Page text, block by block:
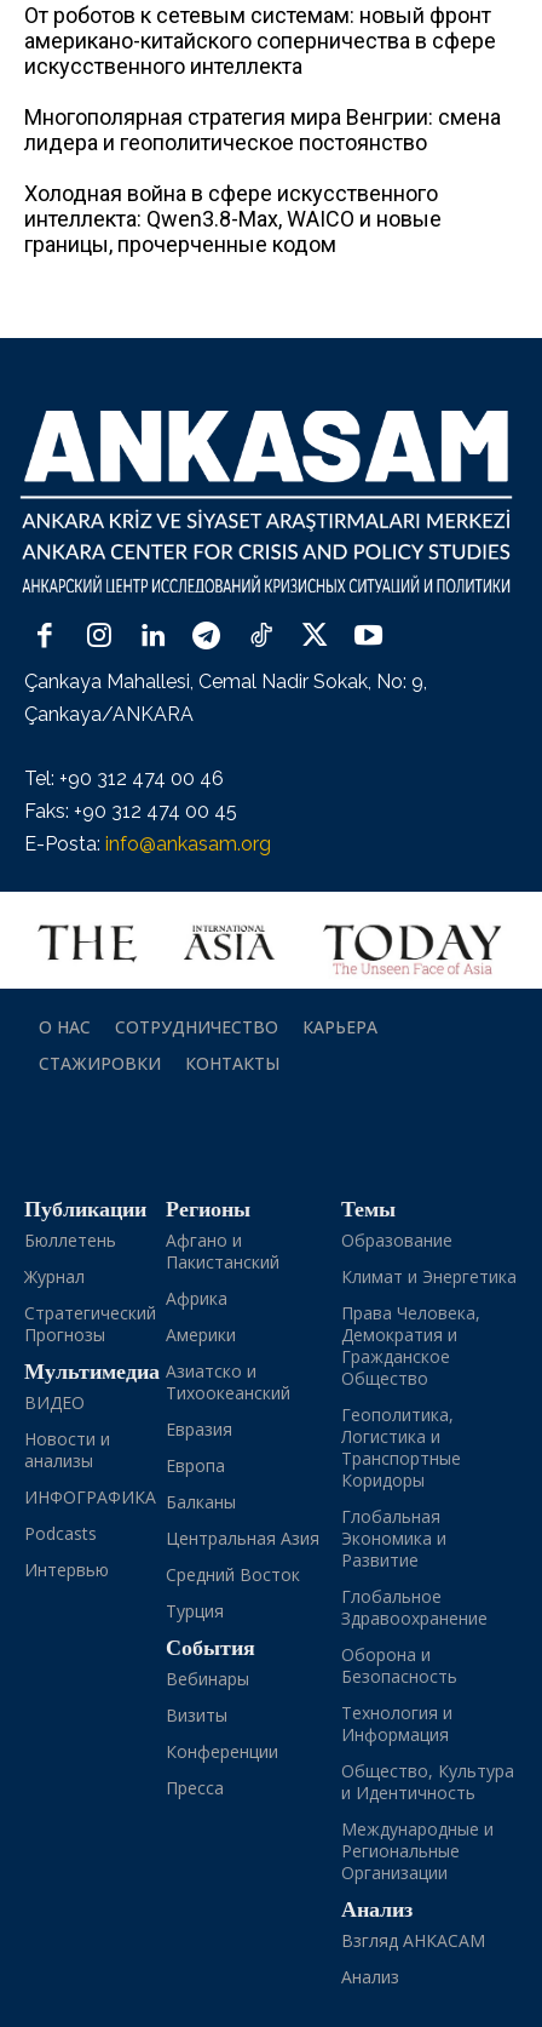
От роботов к сетевым системам: новый фронт
американо-китайского соперничества в сфере
искусственного интеллекта
Многополярная стратегия мира Венгрии: смена
лидера и геополитическое постоянство
Холодная война в сфере искусственного
интеллекта: Qwen3.8-Max, WAICO и новые
границы, прочерченные кодом
Çankaya Mahallesi, Cemal Nadir Sokak, No: 9,
Çankaya/ANKARA
Tel: +90 312 474 00 46
Faks: +90 312 474 00 45
E-Posta: info@ankasam.org
О НАС СОТРУДНИЧЕСТВО
КАРЬЕРА
СТАЖИРОВКИ
КОНТАКТЫ
Публикации
Бюллетень
Журнал
Стратегический
Прогнозы
Мультимедиа
ВИДЕО
Новости и
анализы
ИНФОГРАФИКА
Podcasts
Интервью
Регионы
Афгано и
Пакистанский
Африка
Америки
Азиатско и
Тихоокеанский
Евразия
Европа
Балканы
Центральная Азия
Средний Восток
Турция
События
Вебинары
Визиты
Конференции
Пресса
Темы
Образование
Климат и Энергетика
Права Человека,
Демократия и
Гражданское
Общество
Геополитика,
Логистика и
Транспортные
Коридоры
Глобальная
Экономика и
Развитие
Глобальное
Здравоохранение
Оборона и
Безопасность
Технология и
Информация
Общество, Культура
и Идентичность
Международные и
Региональные
Организации
Анализ
Взгляд АНКАСАМ
Анализ